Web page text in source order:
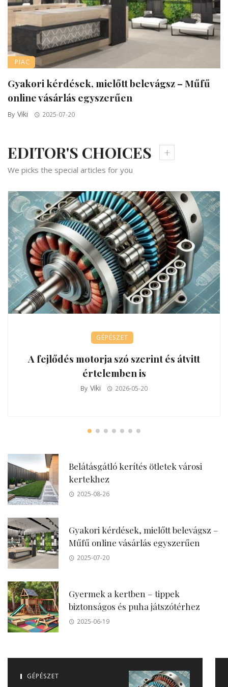
PIAC
Gyakori kérdések, mielőtt belevágsz – Műfű
online vásárlás egyszerűen
By Viki 2025-07-20
EDITOR'S CHOICES
We picks the special articles for you
GÉPÉSZET
A fejlődés motorja szó szerint és átvitt
értelemben is
By Viki 2026-05-20
Belátásgátló kerítés ötletek városi
kertekhez
2025-08-26
Gyakori kérdések, mielőtt belevágsz –
Műfű online vásárlás egyszerűen
2025-07-20
Gyermek a kertben – tippek
biztonságos és puha játszótérhez
2025-06-19
GÉPÉSZET